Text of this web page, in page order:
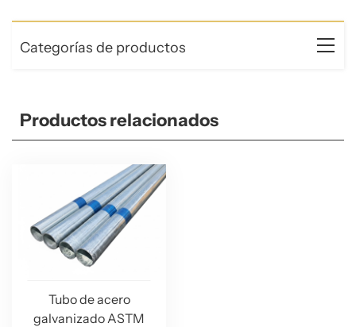
Categorías de productos
Productos relacionados
Tubo de acero
galvanizado ASTM